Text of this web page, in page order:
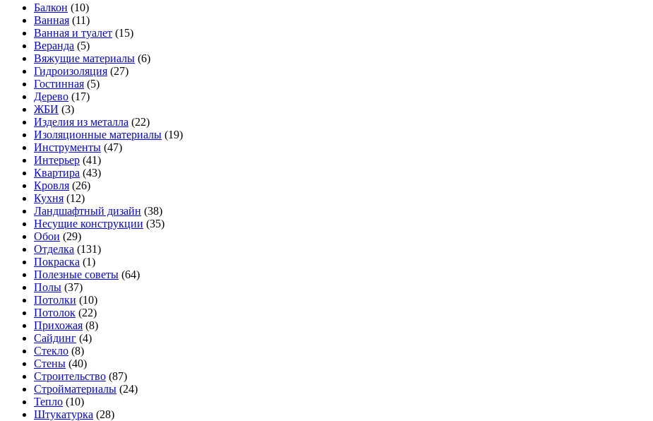
Балкон (10)
Ванная (11)
Ванная и туалет (15)
Веранда (5)
Вяжущие материалы (6)
Гидроизоляция (27)
Гостинная (5)
Дерево (17)
ЖБИ (3)
Изделия из металла (22)
Изоляционные материалы (19)
Инструменты (47)
Интерьер (41)
Квартира (43)
Кровля (26)
Кухня (12)
Ландшафтный дизайн (38)
Несущие конструкции (35)
Обои (29)
Отделка (131)
Покраска (1)
Полезные советы (64)
Полы (37)
Потолки (10)
Потолок (22)
Прихожая (8)
Сайдинг (4)
Стекло (8)
Стены (40)
Строительство (87)
Стройматериалы (24)
Тепло (10)
Штукатурка (28)